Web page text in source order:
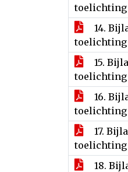
toelichting
14.
toelichting
15.
toelichting
16.
toelichting
17.
toelichting
18.